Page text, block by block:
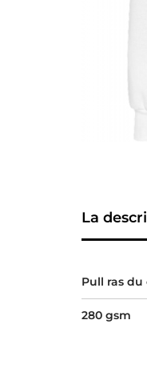
La
Pull ras
280 gsm